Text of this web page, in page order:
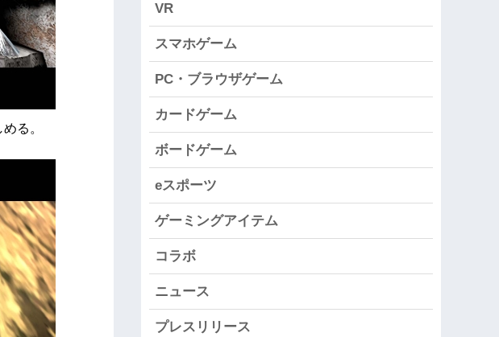
る。
VR
スマホゲーム
PC・ブラウザゲーム
カードゲーム
ボードゲーム
eスポーツ
ゲーミングアイテム
コラボ
ニュース
プレスリリース